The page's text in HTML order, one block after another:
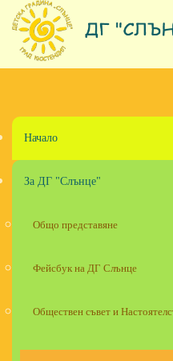
Skip to main content
Начало
За ДГ "Слънце"
Общо представяне
Фейсбук на ДГ Слънце
Обществен съвет и